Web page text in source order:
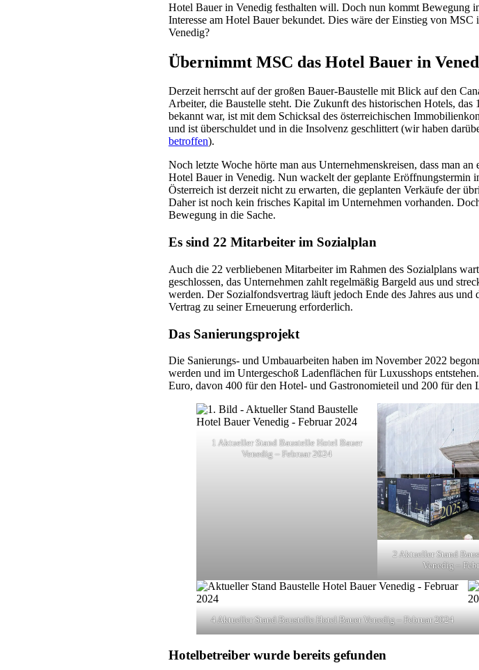
Hotel Bauer in Venedig festhalten will. Doch nun kommt Bewegung
Interesse am Hotel Bauer bekundet. Dies wäre der Einstieg von
Venedig?
Übernimmt MSC das Hotel Bauer in
Derzeit herrscht auf der großen Bauer-Baustelle mit Blick auf den
Arbeiter, die Baustelle steht. Die Zukunft des historischen Hotels,
bekannt war, ist mit dem Schicksal des österreichischen
und ist überschuldet und in die Insolvenz geschlittert (wir haben
betroffen).
Noch letzte Woche hörte man aus Unternehmenskreisen, dass man
Hotel Bauer in Venedig. Nun wackelt der geplante Eröffnungstermin
Österreich ist derzeit nicht zu erwarten, die geplanten Verkäufe der
Daher ist noch kein frisches Kapital im Unternehmen vorhanden.
Bewegung in die Sache.
Es sind 22 Mitarbeiter im Sozialplan
Auch die 22 verbliebenen Mitarbeiter im Rahmen des Sozialplans
geschlossen, das Unternehmen zahlt regelmäßig Bargeld aus und
werden. Der Sozialfondsvertrag läuft jedoch Ende des Jahres aus
Vertrag zu seiner Erneuerung erforderlich.
Das Sanierungsprojekt
Die Sanierungs- und Umbauarbeiten haben im November 2022
werden und im Untergeschoß Ladenflächen für Luxusshops
Euro, davon 400 für den Hotel- und Gastronomieteil und 200 für den
1 Aktueller Stand Baustelle Hotel Bauer
Venedig – Februar 2024
2 Aktueller Stand
Venedig –
4 Aktueller Stand Baustelle Hotel Bauer Venedig – Februar 2024
Hotelbetreiber wurde bereits gefunden